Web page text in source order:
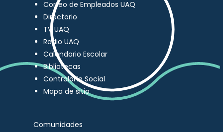
Correo de Empleados UAQ
Directorio
TV UAQ
Radio UAQ
Calendario Escolar
Bibliotecas
Contraloría Social
Mapa de sitio
Comunidades